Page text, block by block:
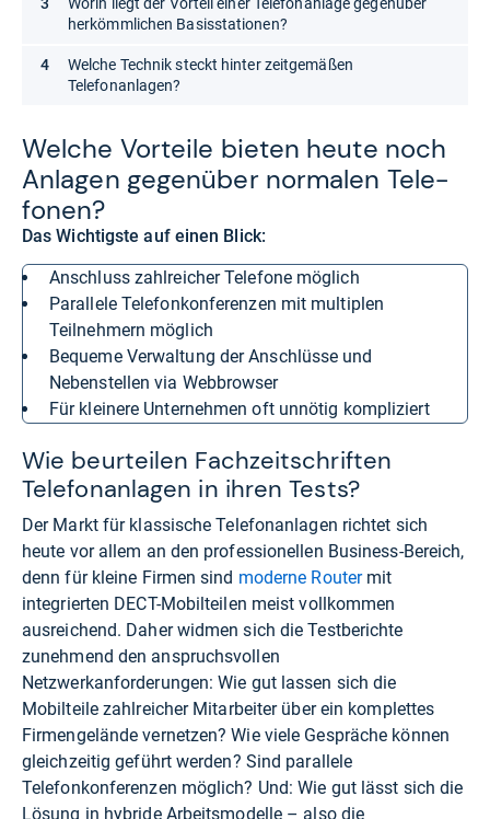
Wel­che Vor­teile bie­ten heute noch
Anla­gen gegen­über nor­ma­len Tele­
fo­nen?
Das Wichtigste auf einen Blick:
Anschluss zahlreicher Telefone möglich
parallele Telefonkonferenzen mit multiplen
Teilnehmern möglich
bequeme Verwaltung der Anschlüsse und
Nebenstellen via Webbrowser
für kleinere Unternehmen oft unnötig kompliziert
Wie beurteilen Fachzeitschriften
Telefonanlagen in ihren Tests?
Der Markt für klassische Telefonanlagen richtet sich
heute vor allem an den professionellen Business-Bereich,
denn für kleine Firmen sind moderne Routermit
integrierten DECT-Mobilteilen meist vollkommen
ausreichend. Daher widmen sich die Testberichte
zunehmend den anspruchsvollen
Netzwerkanforderungen: Wie gut lassen sich die
Mobilteile zahlreicher Mitarbeiter über ein komplettes
Firmengelände vernetzen? Wie viele Gespräche können
gleichzeitig geführt werden? Sind parallele
Telefonkonferenzen möglich? Und: Wie gut lässt sich die
Lösung in hybride Arbeitsmodelle – also die
herkömmlichen Basisstationen?
Welche Technik steckt hinter zeitgemäßen
Telefonanlagen?